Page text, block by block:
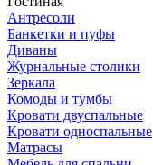
Антресоли
Банкетки и пуфы
Диваны
Журнальные столики
Зеркала
Комоды и тумбы
Кровати двуспальные
Кровати односпальные
Матрасы